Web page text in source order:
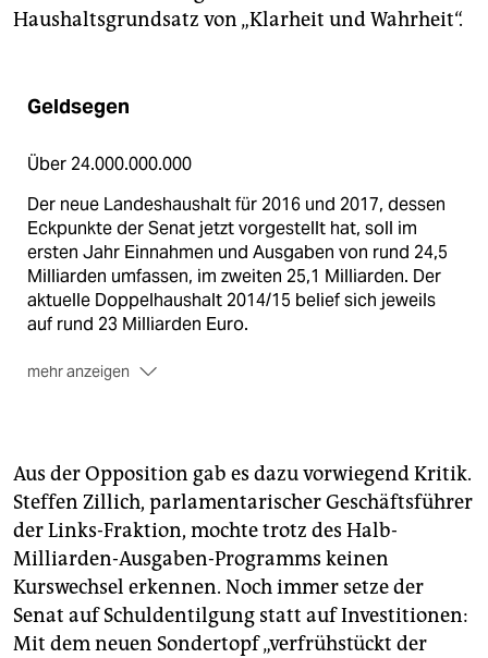
Haushaltsgrundsatz von „Klarheit und Wahrheit“.
Geldsegen
Über 24.000.000.000
Der neue Landeshaushalt für 2016 und 2017, dessen
Eckpunkte der Senat jetzt vorgestellt hat, soll im
ersten Jahr Einnahmen und Ausgaben von rund 24,5
Milliarden umfassen, im zweiten 25,1 Milliarden. Der
aktuelle Doppelhaushalt 2014/15 belief sich jeweils
auf rund 23 Milliarden Euro.
mehr anzeigen
ablehnte Umwandlungsverordnung. Aus
Mietwohnungen dürfen fortan nicht mehr ohne
behördliche Genehmigung Eigentumswohnungen
werden.(sta)
Aus der Opposition gab es dazu vorwiegend Kritik.
Steffen Zillich, parlamentarischer Geschäftsführer
der Links-Fraktion, mochte trotz des Halb-
Milliarden-Ausgaben-Programms keinen
Kurswechsel erkennen. Noch immer setze der
Senat auf Schuldentilgung statt auf Investitionen:
Mit dem neuen Sondertopf „verfrühstückt der